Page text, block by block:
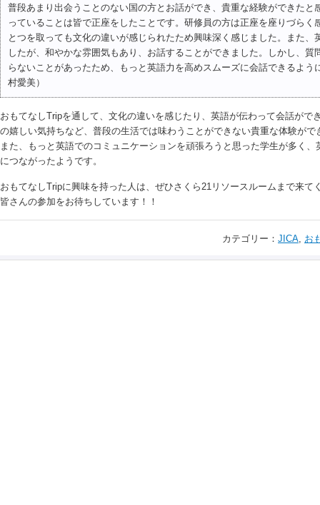
普段あまり出会うことのない国の方とお話ができ、貴重な経験ができたと
っていることは皆で正座をしたことです。研修員の方は正座を座りづらく
とつを取っても文化の違いが感じられたため興味深く感じました。また、
したが、和やかな雰囲気もあり、お話することができました。しかし、質
らないことがあったため、もっと英語力を高めスムーズに会話できるよう
村愛美）
おもてなしTripを通して、文化の違いを感じたり、英語が伝わって会話がで
の嬉しい気持ちなど、普段の生活では味わうことができない貴重な体験が
また、もっと英語でのコミュニケーションを頑張ろうと思った学生が多く
につながったようです。
おもてなしTripに興味を持った人は、ぜひさくら21リソースルームまで来て
皆さんの参加をお待ちしています！！
カテゴリー： JICA, お